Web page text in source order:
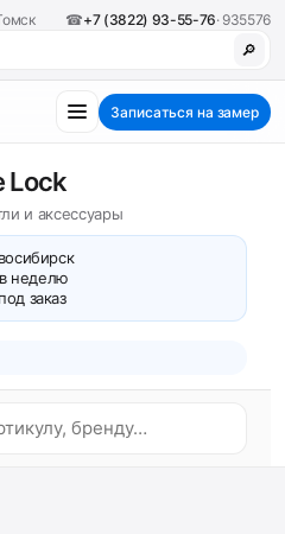
☎+7 (3822) 93-55-76· 935576
🔎
Записаться на замер
Lock
и аксессуары
неделю
заказ